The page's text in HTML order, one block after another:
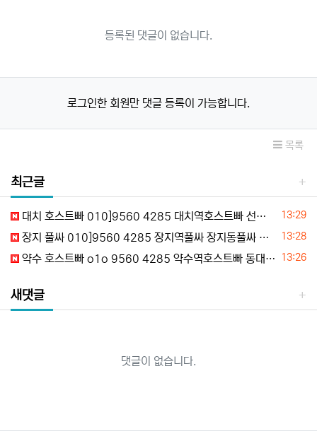
등록된 댓글이 없습니다.
로그인한 회원만 댓글 등록이 가능합니다.
목록
최근글
등록일
13:29
대치 호스트빠 010]9560 4285 대치역호스트빠 선릉호스트빠 역삼호스트빠 대치동호스트빠 초이스정보
등록일
13:28
장지 풀싸 010]9560 4285 장지역풀싸 장지동풀싸 장지노래방 장지야구장 추천
등록일
13:26
약수 호스트빠 o1o 9560 4285 약수역호스트빠 동대문호스트빠 신당호스트빠 약수셔츠룸 추천
새댓글
댓글이 없습니다.